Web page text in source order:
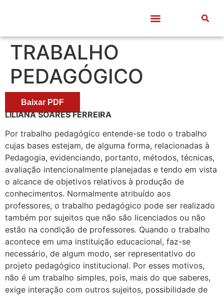
TRABALHO
PEDAGÓGICO
Baixar PDF
LILIANA SOARES FERREIRA
Por trabalho pedagógico entende-se todo o trabalho
cujas bases estejam, de alguma forma, relacionadas à
Pedagogia, evidenciando, portanto, métodos, técnicas,
avaliação intencionalmente planejadas e tendo em vista
o alcance de objetivos relativos à produção de
conhecimentos. Normalmente atribuído aos
professores, o trabalho pedagógico pode ser realizado
também por sujeitos que não são licenciados ou não
estão na condição de professores. Quando o trabalho
acontece em uma instituição educacional, faz-se
necessário, de algum modo, ser representativo do
projeto pedagógico institucional. Por esses motivos,
não é um trabalho simples, pois, mais do que saberes,
exige interação com outros sujeitos, possibilidade de